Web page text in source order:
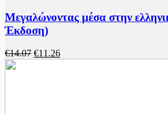
Μεγαλώνοντας μέσα στην
Έκδοση)
€14.07 Original
€11.26Η